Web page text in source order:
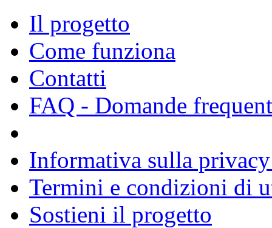
Il progetto
Come funziona
Contatti
FAQ - Domande
Informativa sulla
Termini e condizioni di
Sostieni il progetto